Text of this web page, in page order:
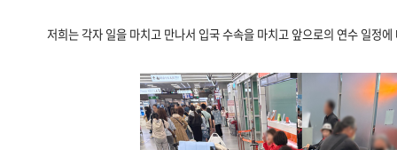
저희는 각자 일을 마치고 만나서 입국 수속을 마치고 앞으로의 연수 일정